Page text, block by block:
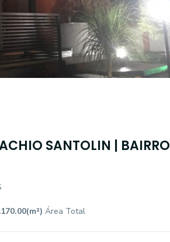
SANTOLIN | BAIRRO
Área Total